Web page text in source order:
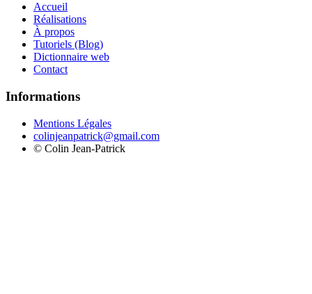
Accueil
Réalisations
À propos
Tutoriels (Blog)
Dictionnaire web
Contact
Informations
Mentions Légales
colinjeanpatrick@gmail.com
© Colin Jean-Patrick